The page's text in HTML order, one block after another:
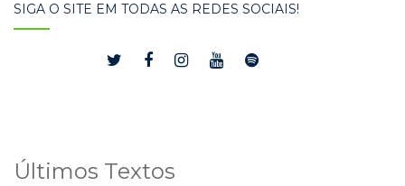
SIGA O SITE EM TODAS AS REDES SOCIAIS!
Últimos Textos